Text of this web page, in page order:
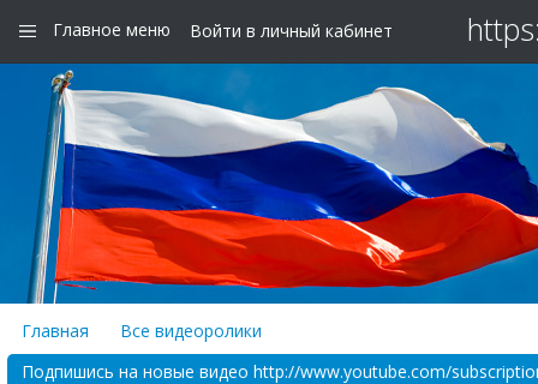
Главное меню Войти в личный кабинет
Главная
Все видеоролики
Подпишись на новые видео http://www.youtube.com/